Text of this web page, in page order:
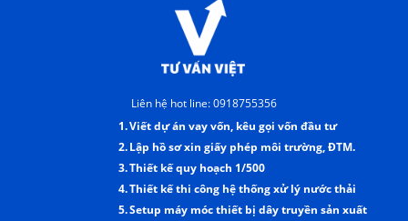
Liên hệ hot line: 0918755356
1.Viết dự án vay vốn, kêu gọi vốn đầu tư
2.Lập hồ sơ xin giấy phép môi trường, ĐTM.
3.Thiết kế quy hoạch 1/500
4.Thiết kế thi công hệ thống xử lý nước thải
5.Setup máy móc thiết bị dây truyền sản xuất